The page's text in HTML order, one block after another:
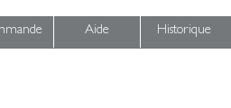
Aide Historique